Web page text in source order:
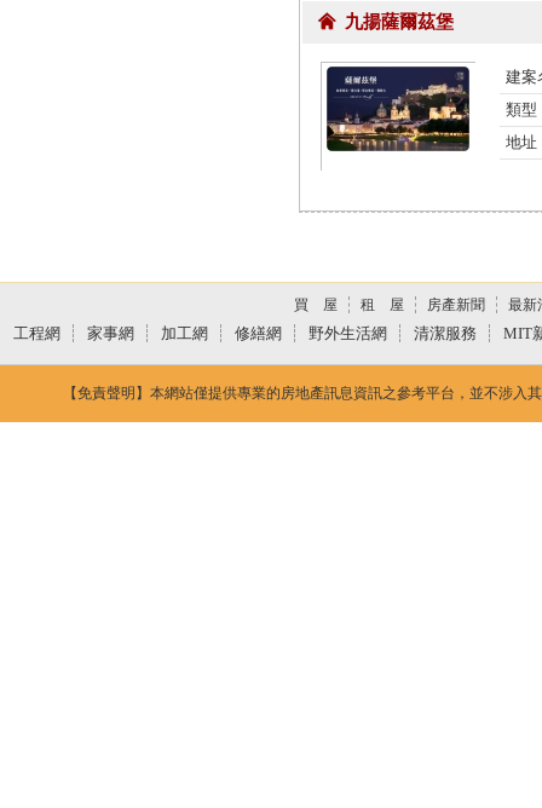
九揚薩爾茲堡
建案
類型
地址
買 屋 租 屋 房產新聞 最新
工程網 家事網 加工網 修繕網 野外生活網 清潔服務 MIT
【免責聲明】本網站僅提供專業的房地產訊息資訊之參考平台，並不涉